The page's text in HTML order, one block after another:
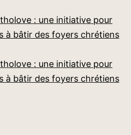
: une initiative pour
à bâtir des foyers chrétiens
: une initiative pour
à bâtir des foyers chrétiens